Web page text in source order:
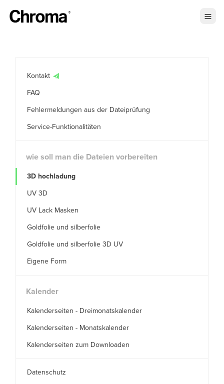
Kontakt
FAQ
Fehlermeldungen aus der Dateiprüfung
Service-Funktionalitäten
wie soll man die Dateien vorbereiten
3D hochladung
UV 3D
UV Lack Masken
Goldfolie und silberfolie
Goldfolie und silberfolie 3D UV
Eigene Form
Kalender
Kalenderseiten - Dreimonatskalender
Kalenderseiten - Monatskalender
Kalenderseiten zum Downloaden
Datenschutz